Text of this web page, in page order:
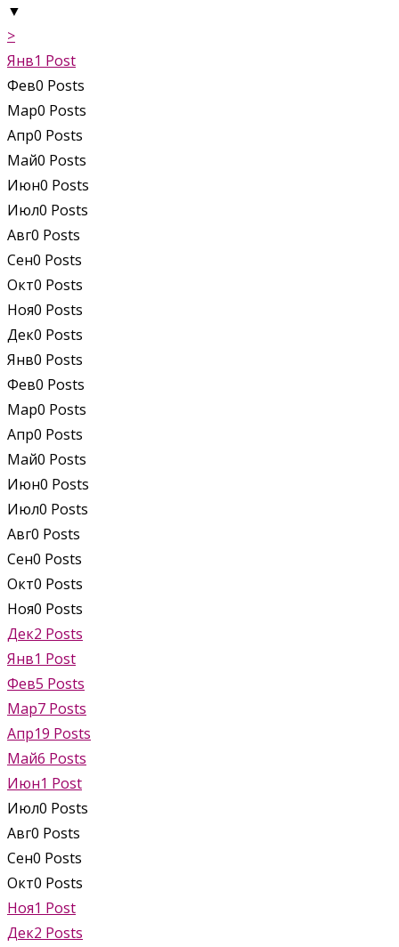
▼
>
Янв1 Post
Фев0 Posts
Мар0 Posts
Апр0 Posts
Май0 Posts
Июн0 Posts
Июл0 Posts
Авг0 Posts
Сен0 Posts
Окт0 Posts
Ноя0 Posts
Дек0 Posts
Янв0 Posts
Фев0 Posts
Мар0 Posts
Апр0 Posts
Май0 Posts
Июн0 Posts
Июл0 Posts
Авг0 Posts
Сен0 Posts
Окт0 Posts
Ноя0 Posts
Дек2 Posts
Янв1 Post
Фев5 Posts
Мар7 Posts
Апр19 Posts
Май6 Posts
Июн1 Post
Июл0 Posts
Авг0 Posts
Сен0 Posts
Окт0 Posts
Ноя1 Post
Дек2 Posts